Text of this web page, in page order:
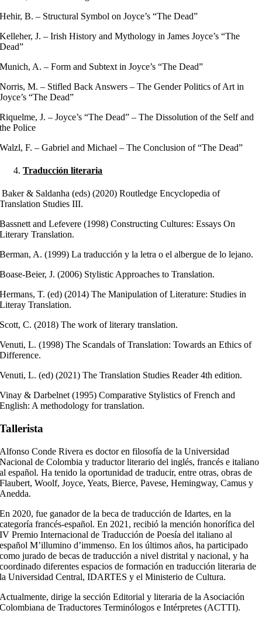
Hehir, B. – Structural Symbol on Joyce’s “The Dead”
Kelleher, J. – Irish History and Mythology in James Joyce’s “The
Dead”
Munich, A. – Form and Subtext in Joyce’s “The Dead”
Norris, M. – Stifled Back Answers – The Gender Politics of Art in
Joyce’s “The Dead”
Riquelme, J. – Joyce’s “The Dead” – The Dissolution of the Self and
the Police
Walzl, F. – Gabriel and Michael – The Conclusion of “The Dead”
Traducción literaria
Baker & Saldanha (eds) (2020) Routledge Encyclopedia of
Translation Studies III.
Bassnett and Lefevere (1998) Constructing Cultures: Essays On
Literary Translation.
Berman, A. (1999) La traducción y la letra o el albergue de lo lejano.
Boase-Beier, J. (2006) Stylistic Approaches to Translation.
Hermans, T. (ed) (2014) The Manipulation of Literature: Studies in
Literay Translation.
Scott, C. (2018) The work of literary translation.
Venuti, L. (1998) The Scandals of Translation: Towards an Ethics of
Difference.
Venuti, L. (ed) (2021) The Translation Studies Reader 4th edition.
Vinay & Darbelnet (1995) Comparative Stylistics of French and
English: A methodology for translation.
Tallerista
Alfonso Conde Rivera es doctor en filosofía de la Universidad
Nacional de Colombia y traductor literario del inglés, francés e italiano
al español. Ha tenido la oportunidad de traducir, entre otras, obras de
Flaubert, Woolf, Joyce, Yeats, Bierce, Pavese, Hemingway, Camus y
Anedda.
En 2020, fue ganador de la beca de traducción de Idartes, en la
categoría francés-español.En 2021, recibió la mención honorífica del
IV Premio Internacional de Traducción de Poesía del italiano al
español M’illumino d’immenso. En los últimos años, ha participado
como jurado de becas de traducción a nivel distrital y nacional, y ha
coordinado diferentes espacios de formación en traducción literaria de
la Universidad Central, IDARTES y el Ministerio de Cultura.
Actualmente, dirige la sección Editorial y literaria de la Asociación
Colombiana de Traductores Terminólogos e Intérpretes (ACTTI).